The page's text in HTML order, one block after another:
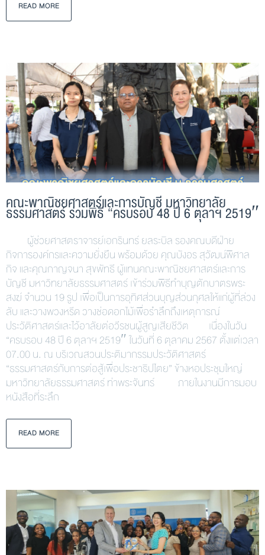
READ MORE
คณะพาณิชยศาสตร์และการบัญชี มหาวิทยาลัย
ธรรมศาสตร์ ร่วมพิธี “ครบรอบ 48 ปี 6 ตุลาฯ 2519″
ผู้ช่วยศาสตราจารย์เอกรินทร์ ยลระบิล รองคณบดีฝ่าย
กิจการองค์กรและความยั่งยืน พร้อมด้วย คุณบังอร สุวัฒน์พิศาล
กิจ และคุณกาญจนา สุขพัทธี ผู้แทนคณะพาณิชยศาสตร์และการ
บัญชี มหาวิทยาลัยธรรมศาสตร์ เข้าร่วมพิธีทำบุญตักบาตรพระ
สงฆ์ จำนวน 19 รูป เพื่อเป็นการอุทิศส่วนบุญส่วนกุศลให้แก่ผู้ที่ล่วง
ลับ และวางพวงหรีด วางช่อดอกไม้เพื่อรำลึกถึงเหตุการณ์
ประวัติศาสตร์และไว้อาลัยต่อวีรชนผู้สูญเสียชีวิต เนื่องในวัน
“ครบรอบ 48 ปี 6 ตุลาฯ 2519″ ในวันที่ 6 ตุลาคม 2567 ตั้งแต่เวลา
07.00 น. ณ บริเวณสวนประติมากรรมประวัติศาสตร์
“ธรรมศาสตร์กับการต่อสู้เพื่อประชาธิปไตย” ข้างหอประชุมใหญ่
มหาวิทยาลัยธรรมศาสตร์ ท่าพระจันทร์ ภายในงานมีการมอบ
หนังสือที่ระลึก
READ MORE